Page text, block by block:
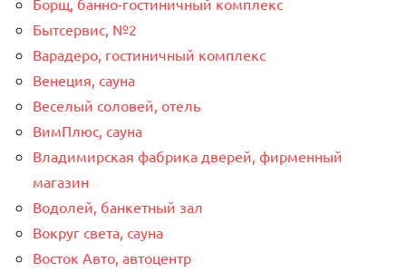
Бытсервис, №2
Варадеро, гостиничный комплекс
Венеция, сауна
Веселый соловей, отель
ВимПлюс, сауна
Владимирская фабрика дверей, фирменный
магазин
Водолей, банкетный зал
Вокруг света, сауна
Восток Авто, автоцентр